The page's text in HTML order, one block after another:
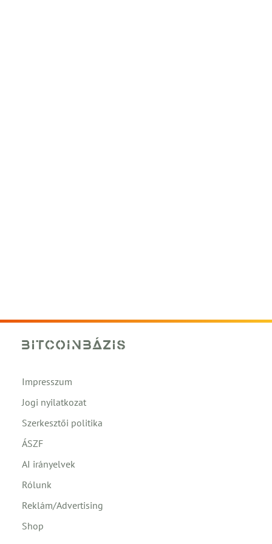
Impresszum
Jogi nyilatkozat
Szerkesztői politika
ÁSZF
AI irányelvek
Rólunk
Reklám/Advertising
Shop